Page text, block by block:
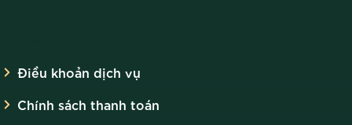
Điều khoản dịch vụ
Chính sách thanh toán